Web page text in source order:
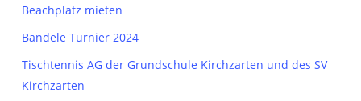
Beachplatz mieten
Bändele Turnier 2024
Tischtennis AG der Grundschule Kirchzarten und des SV
Kirchzarten